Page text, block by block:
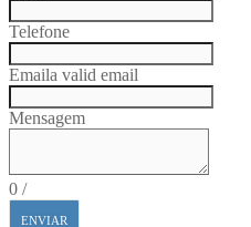
Telefone
Emaila valid email
Mensagem
0 /
ENVIAR